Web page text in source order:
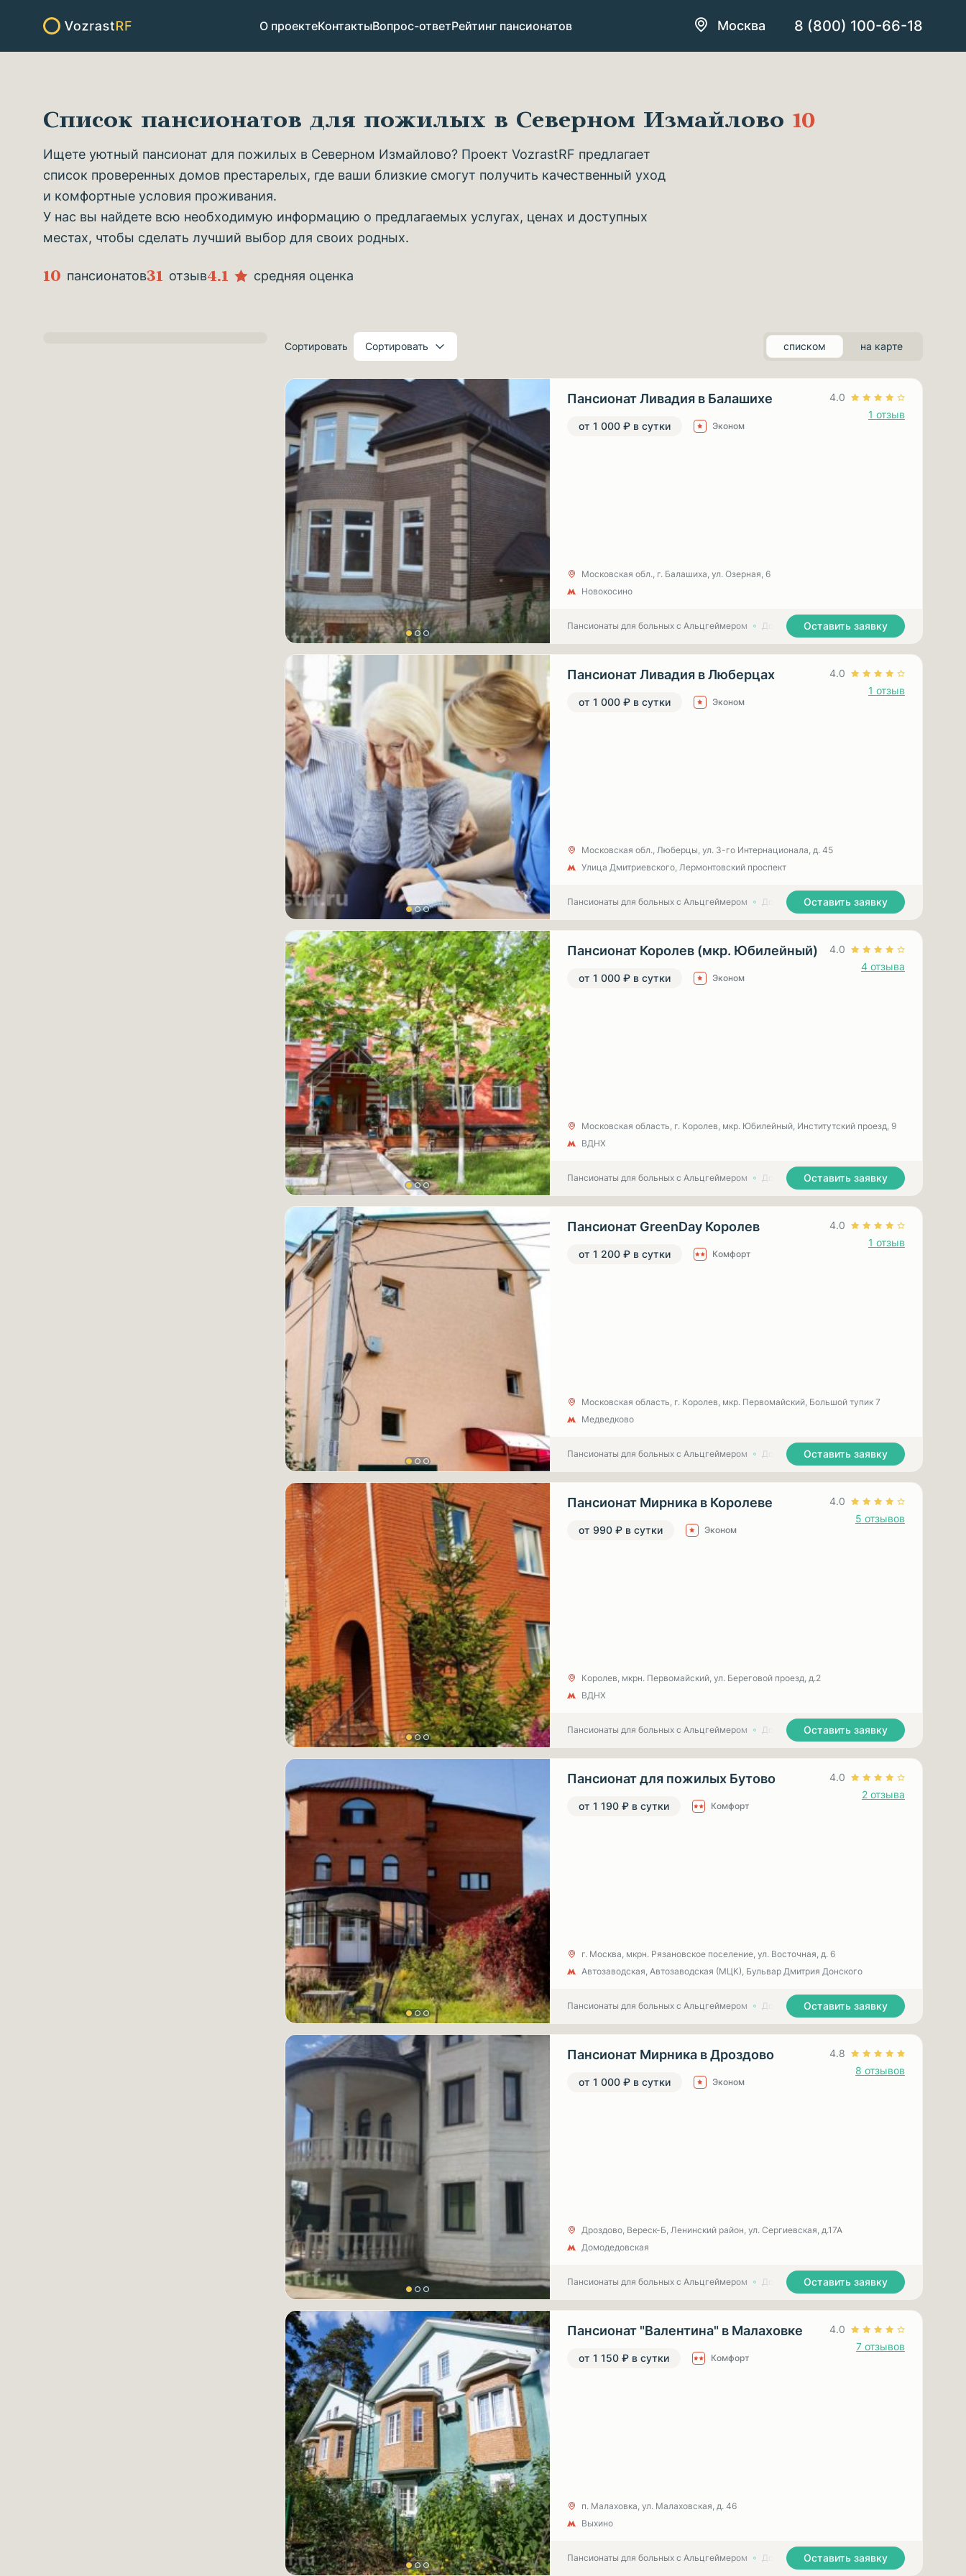
О проектеКонтактыВопрос-ответРейтинг пансионатов Москва 8 (800) 100-66-18
Список пансионатов для пожилых в Северном Измайлово 10
Ищете уютный пансионат для пожилых в Северном Измайлово? Проект VozrastRF предлагает
список проверенных домов престарелых, где ваши близкие смогут получить качественный уход
и комфортные условия проживания.
У нас вы найдете всю необходимую информацию о предлагаемых услугах, ценах и доступных
местах, чтобы сделать лучший выбор для своих родных.
10 пансионатов31 отзыв4.1 средняя оценка
Сортировать Сортировать списком на карте
Пансионат Ливадия в Балашихе
4.0
1 отзыв
от 1 000 ₽ в сутки
Эконом
Московская обл., г. Балашиха, ул. Озерная, 6
Новокосино
Пансионаты для больных с Альцгеймером Дома престарелых для больных с Паркинсоном
Оставить заявку
Пансионат Ливадия в Люберцах
4.0
1 отзыв
от 1 000 ₽ в сутки
Эконом
Московская обл., Люберцы, ул. 3-гo Интернационала, д. 45
Улица Дмитриевского, Лермонтовский проспект
Пансионаты для больных с Альцгеймером Дома престарелых для больных с Паркинсоном
Оставить заявку
Пансионат Королев (мкр. Юбилейный)
4.0
4 отзыва
от 1 000 ₽ в сутки
Эконом
Московская область, г. Королев, мкр. Юбилейный, Институтский проезд, 9
ВДНХ
Пансионаты для больных с Альцгеймером Дома престарелых для больных с Паркинсоном
Оставить заявку
Пансионат GreenDay Королев
4.0
1 отзыв
от 1 200 ₽ в сутки
Комфорт
Московская область, г. Королев, мкр. Первомайский, Большой тупик 7
Медведково
Пансионаты для больных с Альцгеймером Дома престарелых для больных с Паркинсоном
Оставить заявку
Пансионат Мирника в Королеве
4.0
5 отзывов
от 990 ₽ в сутки
Эконом
Королев, мкрн. Первомайский, ул. Береговой проезд, д.2
ВДНХ
Пансионаты для больных с Альцгеймером Дома престарелых для больных с Паркинсоном
Оставить заявку
Пансионат для пожилых Бутово
4.0
2 отзыва
от 1 190 ₽ в сутки
Комфорт
г. Москва, мкрн. Рязановское поселение, ул. Восточная, д. 6
Автозаводская, Автозаводская (МЦК), Бульвар Дмитрия Донского
Пансионаты для больных с Альцгеймером Дома престарелых для больных с Паркинсоном
Оставить заявку
Пансионат Мирника в Дроздово
4.8
8 отзывов
от 1 000 ₽ в сутки
Эконом
Дроздово, Вереск-Б, Ленинский район, ул. Сергиевская, д.17А
Домодедовская
Пансионаты для больных с Альцгеймером Дома престарелых для больных с Паркинсоном
Оставить заявку
Пансионат "Валентина" в Малаховке
4.0
7 отзывов
от 1 150 ₽ в сутки
Комфорт
п. Малаховка, ул. Малаховская, д. 46
Выхино
Пансионаты для больных с Альцгеймером Дома престарелых для больных с Паркинсоном
Оставить заявку